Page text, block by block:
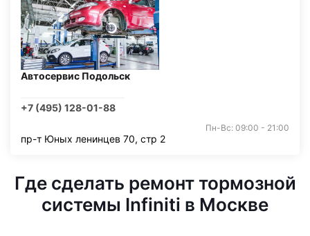
Автосервис Подольск
+7 (495) 128-01-88
Пн-Вс: 09:00 - 21:00
пр-т Юных ленинцев 70, стр 2
Где сделать ремонт тормозной
системы Infiniti в Москве